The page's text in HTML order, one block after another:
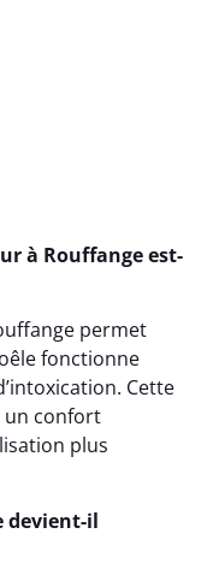
à Rouffange est-
permet
fonctionne
Cette
un confort
plus
devient-il